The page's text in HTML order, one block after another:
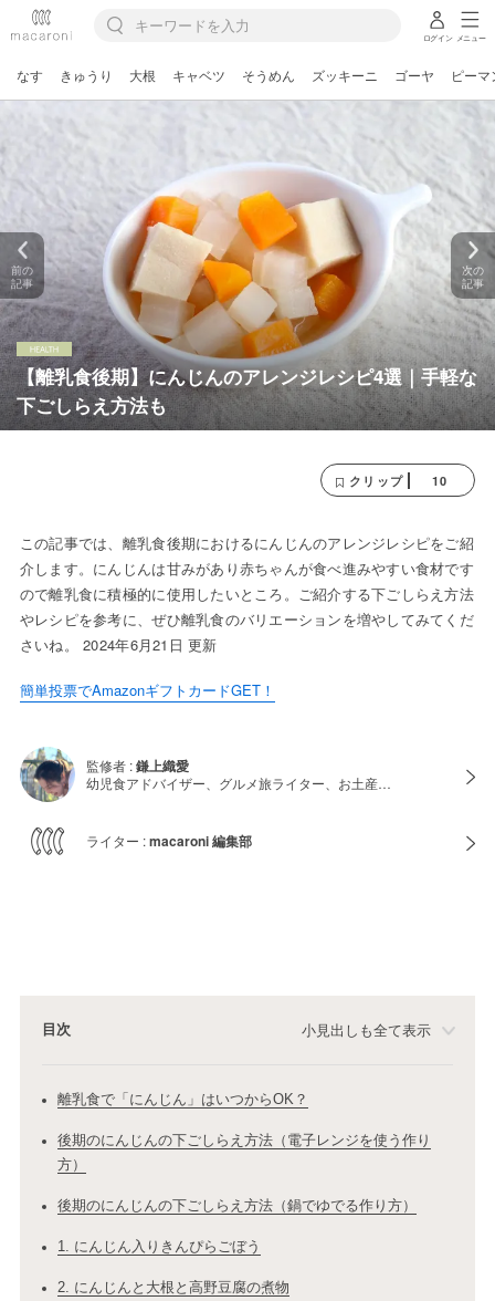
ログイン メニュー
なす きゅうり 大根 キャベツ そうめん ズッキーニ ゴーヤ ピーマ
【離乳食後期】にんじんのアレンジレシピ4選｜手軽な
下ごしらえ方法も
前の
記事
次の
記事
クリップ 10
この記事では、離乳食後期におけるにんじんのアレンジレシピをご紹
介します。にんじんは甘みがあり赤ちゃんが食べ進みやすい食材です
ので離乳食に積極的に使用したいところ。ご紹介する下ごしらえ方法
やレシピを参考に、ぜひ離乳食のバリエーションを増やしてみてくだ
さいね。 2024年6月21日 更新
簡単投票でAmazonギフトカードGET！
監修者 :鎌上織愛
幼児食アドバイザー、グルメ旅ライター、お土産…
ライター :macaroni 編集部
目次 小見出しも全て表示
離乳食で「にんじん」はいつからOK？
後期のにんじんの下ごしらえ方法（電子レンジを使う作り
方）
後期のにんじんの下ごしらえ方法（鍋でゆでる作り方）
1. にんじん入りきんぴらごぼう
2. にんじんと大根と高野豆腐の煮物